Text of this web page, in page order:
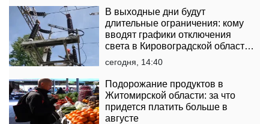
В выходные дни будут
длительные ограничения: кому
вводят графики отключения
света в Кировоградской области
на 8 и 9 августа
сегодня, 14:40
Подорожание продуктов в
Житомирской области: за что
придется платить больше в
августе